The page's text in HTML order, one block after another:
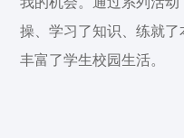
操、学习了知识、练就了
丰富了学生校园生活。